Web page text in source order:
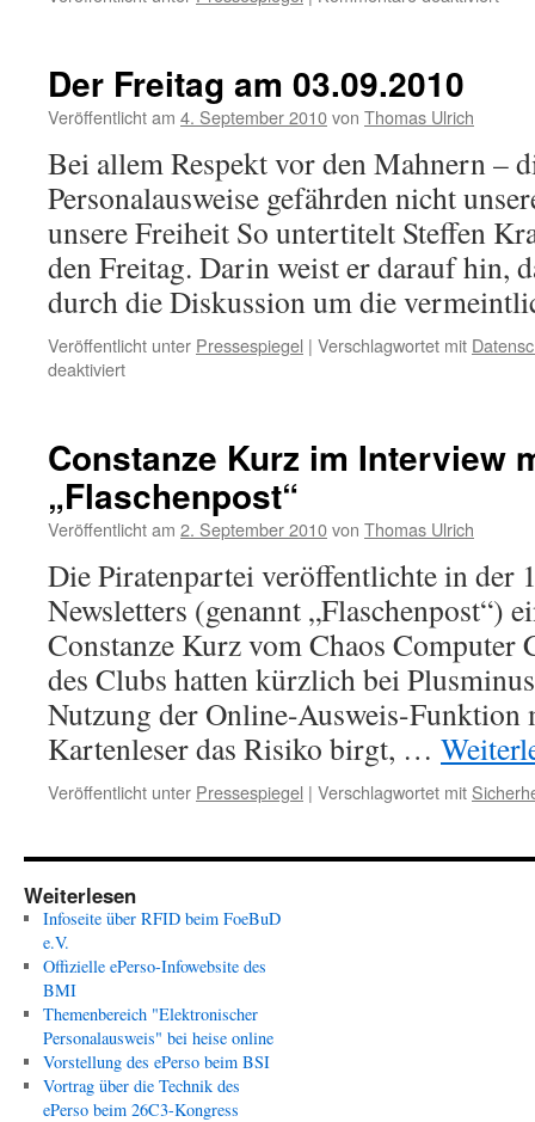
Der Freitag am 03.09.2010
Veröffentlicht am 4. September 2010von Thomas Ulrich
Bei allem Respekt vor den Mahnern –
Personalausweise gefährden nicht
unsere Freiheit So untertitelt Steffen
den Freitag. Darin weist er darauf hin,
durch die Diskussion um die
Veröffentlicht unter Pressespiegel | Verschlagwortet mit
deaktiviertfür
03.09.2010
Constanze Kurz im Interview
„Flaschenpost“
Veröffentlicht am 2. September 2010von Thomas Ulrich
Die Piratenpartei veröffentlichte in der
Newsletters (genannt „Flaschenpost“)
Constanze Kurz vom Chaos Computer
des Clubs hatten kürzlich bei
Nutzung der Online-Ausweis-Funktion
Kartenleser das Risiko birgt, …
Veröffentlicht unter Pressespiegel | Verschlagwortet mit
Weiterlesen
Infoseite über RFID beim FoeBuD
e.V.
Offizielle ePerso-Infowebsite des
BMI
Themenbereich "Elektronischer
Personalausweis" bei heise online
Vorstellung des ePerso beim BSI
Vortrag über die Technik des
ePerso beim 26C3-Kongress